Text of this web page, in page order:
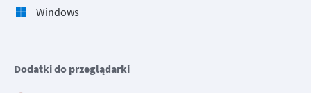
Windows
Dodatki do przeglądarki